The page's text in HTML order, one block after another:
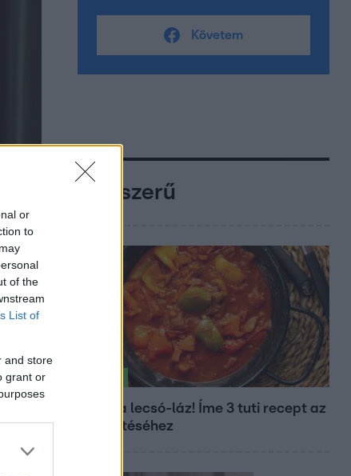
or
to
of the
List of
and store
grant or
Követem
Népszerű
Kitört a lecsó-láz! Íme 3 tuti recept az
elkészítéséhez